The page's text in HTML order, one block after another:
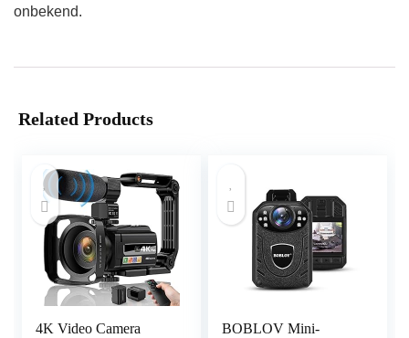
onbekend.
Related Products
4K Video Camera
BOBLOV Mini-